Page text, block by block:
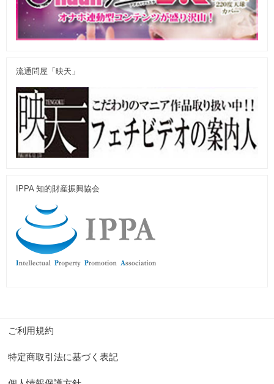
流通問屋「映天」
IPPA 知的財産振興協会
ご利用規約
特定商取引法に基づく表記